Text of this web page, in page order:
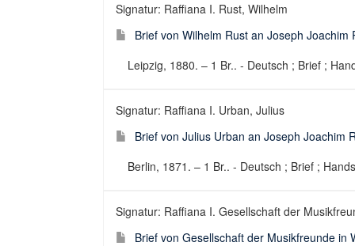
Signatur: Raffiana I. Rust, Wilhelm
Brief von Wilhelm Rust an Joseph Joachim
Leipzig, 1880. – 1 Br.. - Deutsch ; Brief ;
Signatur: Raffiana I. Urban, Julius
Brief von Julius Urban an Joseph Joachim
Berlin, 1871. – 1 Br.. - Deutsch ; Brief ;
Signatur: Raffiana I. Gesellschaft der
Brief von Gesellschaft der Musikfreunde in